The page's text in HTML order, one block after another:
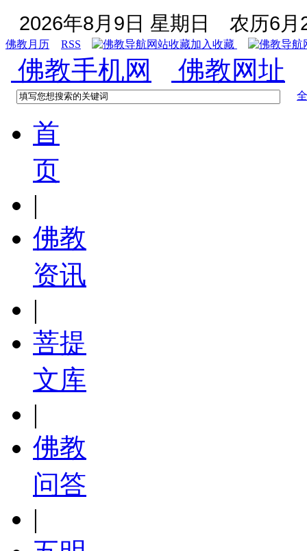
2026年8月9日 星期日 农历6月
佛教月历 RSS 加入收藏
佛教手机网 佛教网址
首
页
|
佛教
资讯
|
菩提
文库
|
佛教
问答
|